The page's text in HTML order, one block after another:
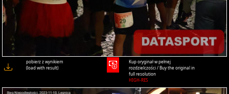
pobierz z wynikiem
(load with result)
Kup oryginał w pełnej
rozdzielczości / Buy the original in
full resolution
HIGH-RES